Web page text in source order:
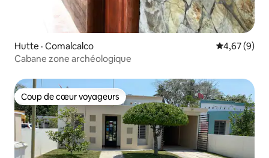
Hutte · Comalcalco Note
4,67 (9)
Cabane zone archéologique
Coup de cœur voyageurs
Coup de cœur voyageurs